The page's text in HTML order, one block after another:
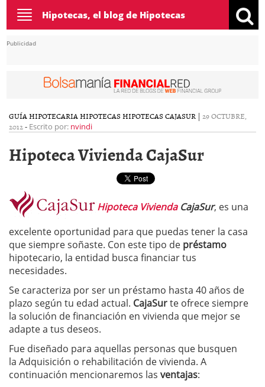
Toggle
navigation
Hipotecas, el blog de Hipotecas
Publicidad
GUÍA HIPOTECARIAHIPOTECAS HIPOTECAS CAJASUR | 29 OCTUBRE,
2012- Escrito por: nvindi
Hipoteca Vivienda CajaSur
Hipoteca ViviendaCajaSur, es una
excelente oportunidad para que puedas tener la casa
que siempre soñaste. Con este tipo de préstamo
hipotecario, la entidad busca financiar tus
necesidades.
Se caracteriza por ser un préstamo hasta 40 años de
plazo según tu edad actual. CajaSurte ofrece siempre
la solución de financiación en vivienda que mejor se
adapte a tus deseos.
Fue diseñado para aquellas personas que busquen
la Adquisición o rehabilitación de vivienda. A
continuación mencionaremos las ventajas: